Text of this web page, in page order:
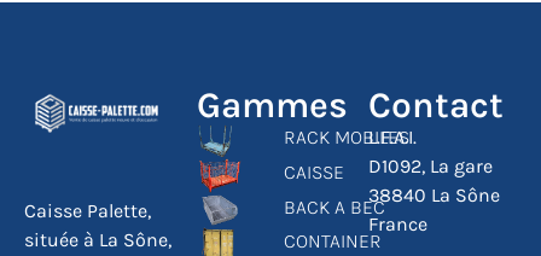
Caisse Palette,
située à La Sône,
Gammes
RACK MOBILES
CAISSE
BACK A BEC
CONTAINER
Contact
L.F.A.I.
D1092, La gare
38840 La Sône
France